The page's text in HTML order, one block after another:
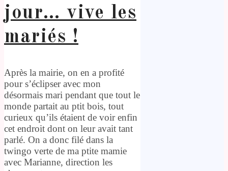
jour… vive les
mariés !
Après la mairie, on en a profité
pour s’éclipser avec mon
désormais mari pendant que tout le
monde partait au ptit bois, tout
curieux qu’ils étaient de voir enfin
cet endroit dont on leur avait tant
parlé. On a donc filé dans la
twingo verte de ma ptite mamie
avec Marianne, direction les